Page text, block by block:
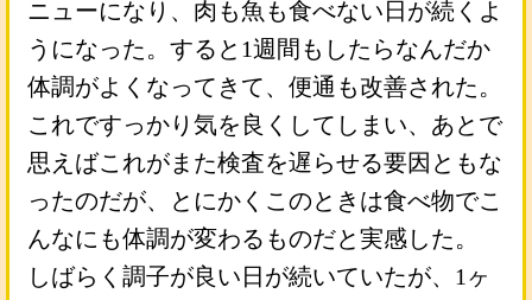
ニューになり、肉も魚も食べない日が続くよ
うになった。すると1週間もしたらなんだか
体調がよくなってきて、便通も改善された。
これですっかり気を良くしてしまい、あとで
思えばこれがまた検査を遅らせる要因ともな
ったのだが、とにかくこのときは食べ物でこ
んなにも体調が変わるものだと実感した。
しばらく調子が良い日が続いていたが、1ヶ